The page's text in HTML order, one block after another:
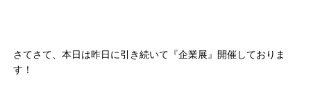
さてさて、本日は昨日に引き続いて『企業展』開催しておりま
す！